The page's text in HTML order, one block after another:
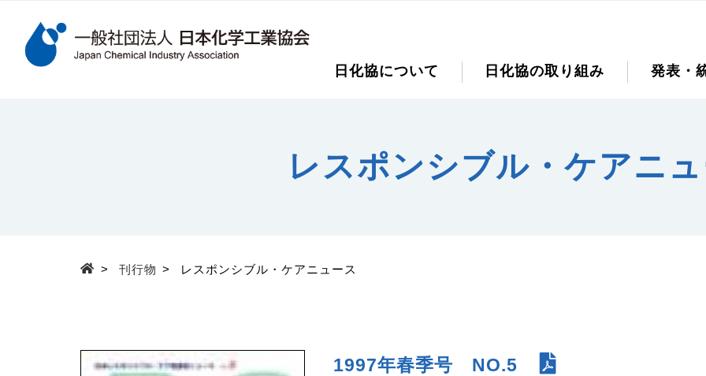
検索キーワード
日化協について 日化協の取り組み 発表・
レスポンシブル・ケアニ
> 刊行物 > レスポンシブル・ケアニュース
1997年春季号 NO.5